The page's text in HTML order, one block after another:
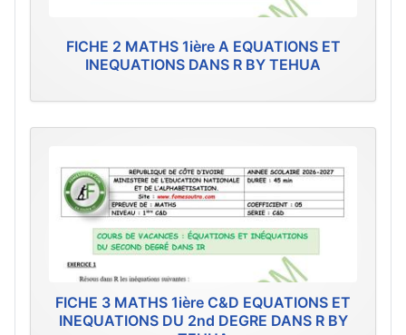
FICHE 2 MATHS 1ière A EQUATIONS ET
INEQUATIONS DANS R BY TEHUA
FICHE 3 MATHS 1ière C&D EQUATIONS ET
INEQUATIONS DU 2nd DEGRE DANS R BY